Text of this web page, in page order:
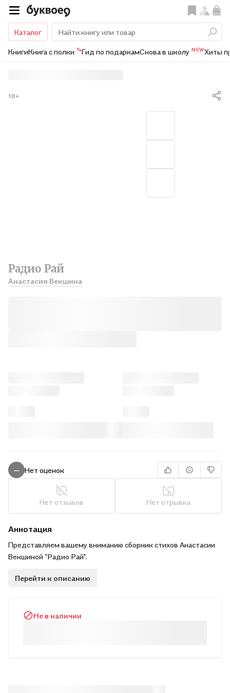
Каталог
КнигиКнига с полки %Гид по подаркамСнова в школу NEWХиты
Радио Рай
Анастасия Векшина
18+
— Нет оценок
Нет отзывов Нет отрывка
Аннотация
Представляем вашему вниманию сборник стихов Анастасии
Векшиной "Радио Рай".
Перейти к описанию
Не в наличии